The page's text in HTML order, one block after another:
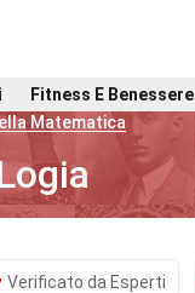
Fitness E Benessere
Matematica
Verificato da Esperti